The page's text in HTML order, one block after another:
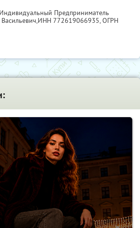
Индивидуальный Предприниматель
ИНН 772619066935, ОГРН